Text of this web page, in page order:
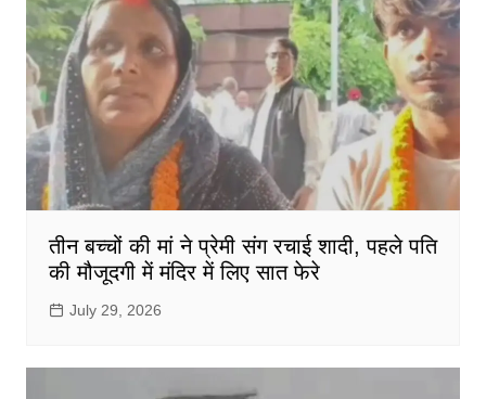
तीन बच्चों की मां ने प्रेमी संग रचाई शादी, पहले पति
की मौजूदगी में मंदिर में लिए सात फेरे
July 29, 2026